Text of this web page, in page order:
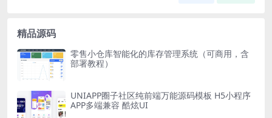
精品源码
零售小仓库智能化的库存管理系统（可商用，含
部署教程）
UNIAPP圈子社区纯前端万能源码模板 H5小程序
APP多端兼容 酷炫UI